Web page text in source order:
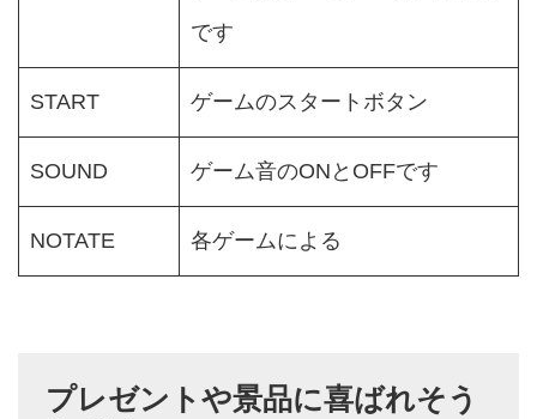
です
START ゲームのスタートボタン
SOUND ゲーム音のONとOFFです
NOTATE 各ゲームによる
プレゼントや景品に喜ばれそう